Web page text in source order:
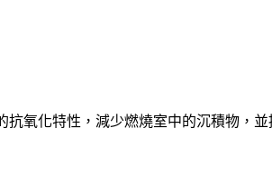
氧化特性，減少燃燒室中的沉積物，